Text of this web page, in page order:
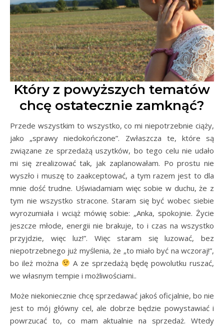
Który z powyższych tematów
chcę ostatecznie zamknąć?
Przede wszystkim to wszystko, co mi niepotrzebnie ciąży,
jako „sprawy niedokończone”. Zwłaszcza te, które są
związane ze sprzedażą uszytków, bo tego celu nie udało
mi się zrealizować tak, jak zaplanowałam. Po prostu nie
wyszło i muszę to zaakceptować, a tym razem jest to dla
mnie dość trudne. Uświadamiam więc sobie w duchu, że z
tym nie wszystko stracone. Staram się być wobec siebie
wyrozumiała i wciąż mówię sobie: „Anka, spokojnie. Życie
jeszcze młode, energii nie brakuje, to i czas na wszystko
przyjdzie, więc luz!”. Więc staram się luzować, bez
niepotrzebnego już myślenia, że „to miało być na wczoraj!”,
bo ileż można
A ze sprzedażą będę powolutku ruszać,
we własnym tempie i możliwościami..
Może niekoniecznie chcę sprzedawać jakoś oficjalnie, bo nie
jest to mój główny cel, ale dobrze będzie powystawiać i
powrzucać to, co mam aktualnie na sprzedaż. Wtedy